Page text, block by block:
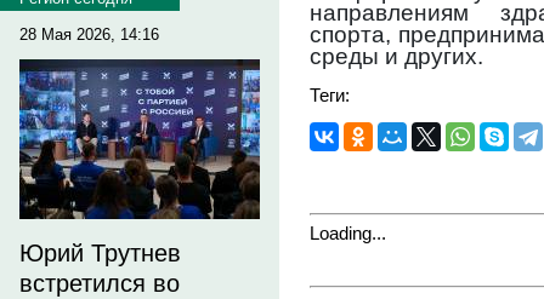
28 Мая 2026, 14:16
Юрий Трутнев
встретился во
направлениям
спорта,
среды и других.
Теги:
Loading...